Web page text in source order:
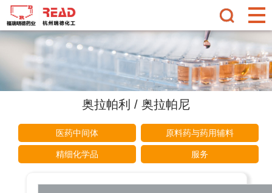
奥拉帕利 / 奥拉帕尼
医药中间体 原料药与药用辅料
精细化学品 服务